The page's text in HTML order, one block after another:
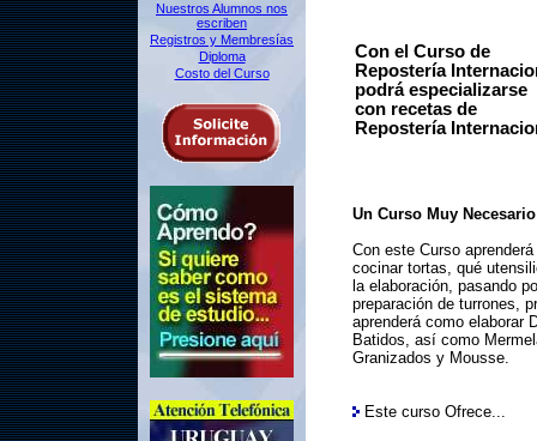
Nuestros Alumnos nos
escriben
Registros y Membresías
Diploma
Costo del Curso
Con el Curso de
Repostería
podrá especializarse
con recetas de
Repostería
Un Curso Muy Necesario
Con este Curso
cocinar tortas, qué
la elaboración, pasando
preparación de turrones,
aprenderá como elaborar
Batidos, así como
Granizados y Mousse.
Este curso Ofrece...